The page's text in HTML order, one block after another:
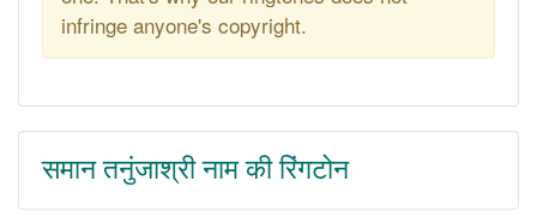
infringe anyone's copyright.
समान तनुंजाश्री नाम की रिंगटोन